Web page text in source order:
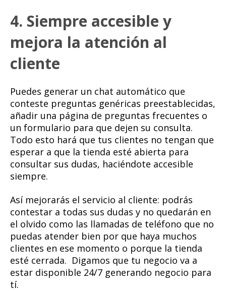
4. Siempre accesible y
mejora la atención al
cliente
Puedes generar un chat automático que
conteste preguntas genéricas preestablecidas,
añadir una página de preguntas frecuentes o
un formulario para que dejen su consulta.
Todo esto hará que tus clientes no tengan que
esperar a que la tienda esté abierta para
consultar sus dudas, haciéndote accesible
siempre.
Así mejorarás el servicio al cliente: podrás
contestar a todas sus dudas y no quedarán en
el olvido como las llamadas de teléfono que no
puedas atender bien por que haya muchos
clientes en ese momento o porque la tienda
esté cerrada. Digamos que tu negocio va a
estar disponible 24/7 generando negocio para
tí.